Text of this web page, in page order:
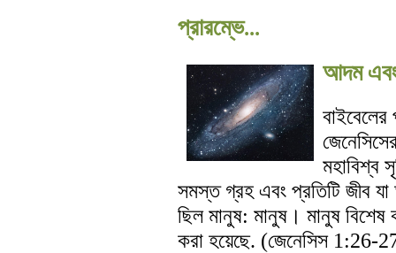
প্রারম্ভে...
আদম
মহাবিশ্ব
সমস্ত গ্রহ এবং প্রতিটি জীব যা
ছিল মানুষ: মানুষ। মানুষ বিশেষ
করা হয়েছে. (জেনেসিস 1:26-